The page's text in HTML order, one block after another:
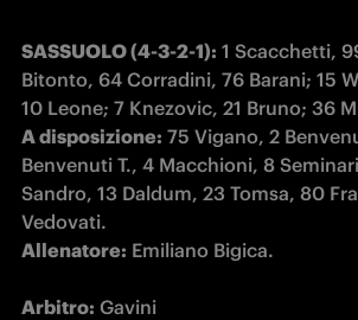
SASSUOLO (4-3-2-1): 1 Scacchetti,
Bitonto, 64 Corradini, 76 Barani; 15
A disposizione: 75 Vigano, 2
Benvenuti T., 4 Macchioni, 8
Sandro, 13 Daldum, 23 Tomsa, 80
Allenatore: Emiliano Bigica.
Arbitro: